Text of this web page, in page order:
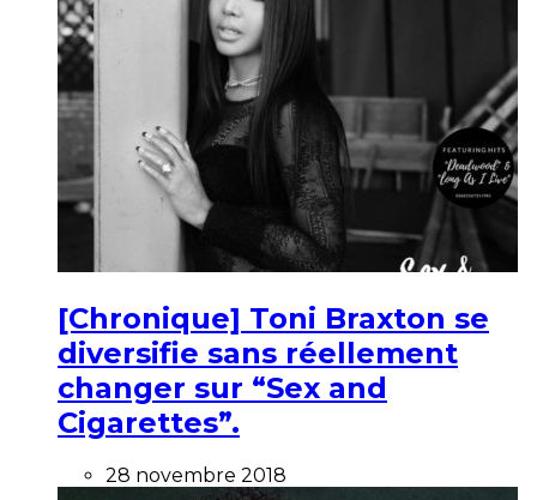
[Chronique] Toni Braxton se
diversifie sans réellement
changer sur “Sex and
Cigarettes”.
28 novembre 2018